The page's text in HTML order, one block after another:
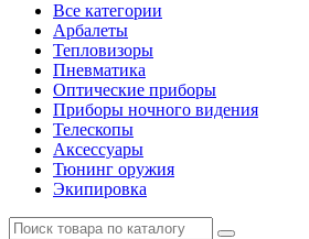
Все категории
Арбалеты
Тепловизоры
Пневматика
Оптические приборы
Приборы ночного видения
Телескопы
Аксессуары
Тюнинг оружия
Экипировка